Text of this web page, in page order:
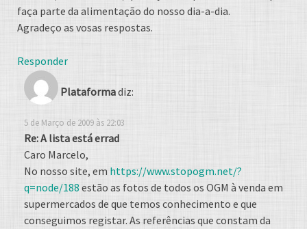
faça parte da alimentação do nosso dia-a-dia.
Agradeço as vosas respostas.
Responder
Plataformadiz:
5 de Março de 2009 às 22:03
Re: A lista está errad
Caro Marcelo,
No nosso site, em https://www.stopogm.net/?
q=node/188 estão as fotos de todos os OGM à venda em
supermercados de que temos conhecimento e que
conseguimos registar. As referências que constam da